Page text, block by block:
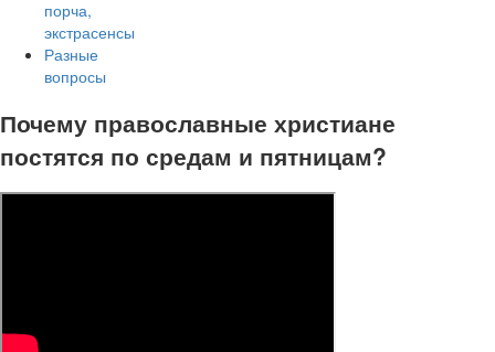
порча,
экстрасенсы
Разные
вопросы
Почему православные христиане
постятся по средам и пятницам?